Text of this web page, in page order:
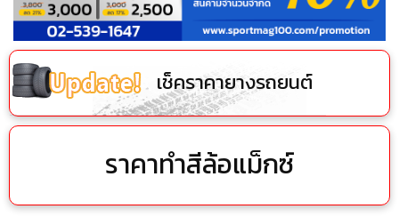
เช็คราคายางรถยนต์
ราคาทำสีล้อแม็กซ์